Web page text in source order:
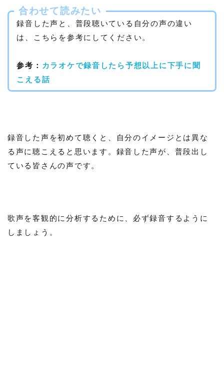
合わせて読みたい
録音した声と、普段聴いている自分の声の違い
は、こちらを参考にしてください。
参考： カラオケで録音したら予想以上に下手に聞
こえる話
録音した声を初めて聴くと、自分のイメージとは異な
る声に聴こえると思います。録音した声が、普段出し
ている皆さんの声です。
歌声を客観的に分析するために、必ず録音するように
しましょう。